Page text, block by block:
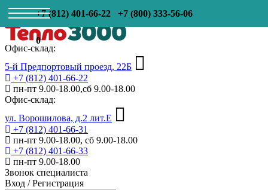
+7 (812) 401-66-22 +7 (800) 333-56-06
0
Офис-склад:
5-й Предпортовый проезд, 22Б
+7 (812) 401-66-22
пн-пт 9.00-18.00,сб 9.00-18.00
Офис-склад:
ул. Ворошилова, д.2 лит.Е
+7 (812) 401-66-31
пн-пт 9.00-18.00, сб 9.00-18.00
+7 (812) 401-66-33
пн-пт 9.00-18.00
Звонок специалиста
Вход /Регистрация